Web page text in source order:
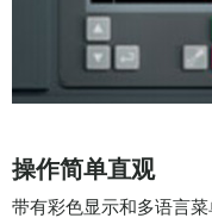
操作简单直观
带有彩色显示和多语言